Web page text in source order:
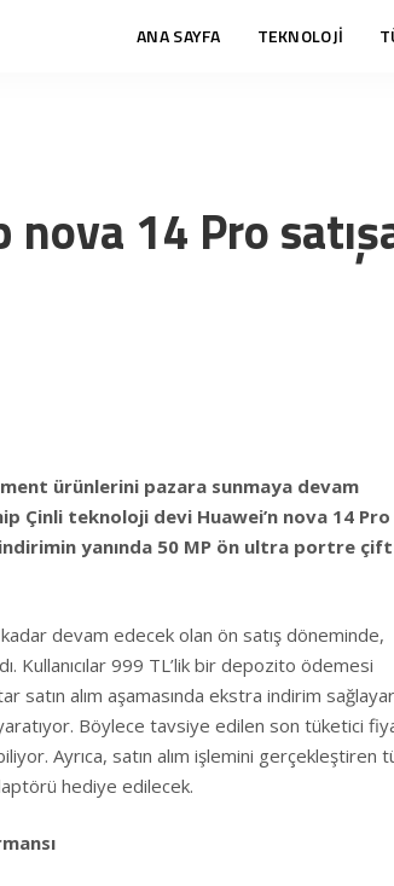
ANA SAYFA TEKNOLOJİ
14 Pro
ürünlerini pazara sunmaya devam
Çinli teknoloji devi Huawei’n nova 14 Pro
indirimin yanında 50 MP ön ultra portre çift
devam edecek olan ön satış döneminde,
Kullanıcılar 999 TL’lik bir depozito ödemesi
satın alım aşamasında ekstra indirim
Böylece tavsiye edilen son tüketici
Ayrıca, satın alım işlemini gerçekleştiren
hediye edilecek.